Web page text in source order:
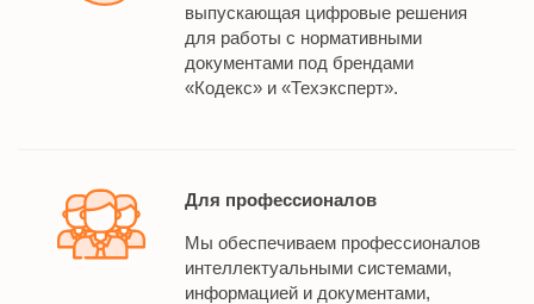
выпускающая цифровые решения
для работы с нормативными
документами под брендами
«Кодекс» и «Техэксперт».
Для профессионалов
Мы обеспечиваем профессионалов
интеллектуальными системами,
информацией и документами,